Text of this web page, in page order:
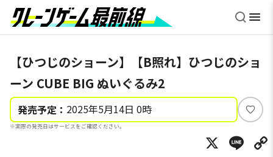
【ひつじのショーン】【B照れ】ひつじのショ
ーン CUBE BIG ぬいぐるみ2
発売予定： 2025年5月14日 0時
※実際の発売日はサービスをご確認ください。
い
ね
X